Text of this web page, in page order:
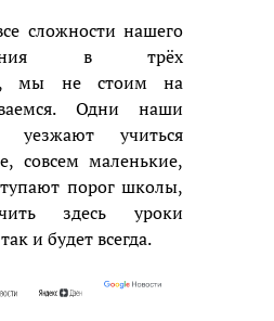
сложности нашего
в трёх
мы не стоим на
Одни наши
уезжают учиться
совсем маленькие,
порог школы,
здесь уроки
и будет всегда.